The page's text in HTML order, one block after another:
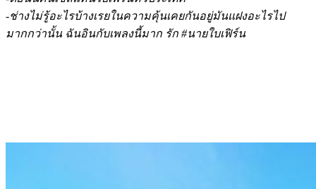
-ช่างไม่รู้อะไรบ้างเรยในความคุ้นเคยกันอยู่มันแฝงอะไรไป
มากกว่านั้น ฉันอินกับเพลงนี้มาก รัก #นายใบเฟิร์น